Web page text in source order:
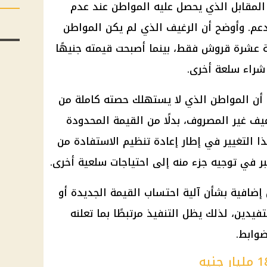
الذي يحصل عليه المواطن عند عدم
. وأوضح أن الرغيف الذي لم يكن المواطن
عشرة قروش فقط، بينما أصبحت قيمته جنيهًا
سلعة أخرى.
أن المواطن الذي لا يستهلك حصته كاملة من
غير المصروف، بدلًا من القيمة المحدودة
التغيير في إطار إعادة تنظيم الاستفادة من
في توجيه جزء منه إلى احتياجات سلعية أخرى.
بشأن آلية احتساب القيمة الجديدة أو
، لذلك يظل التنفيذ مرتبطًا بما تعلنه